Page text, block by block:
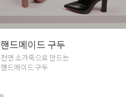
실버925 쥬얼리
은함량 법정함량92.5%
핸드메이드 실버 쥬얼리